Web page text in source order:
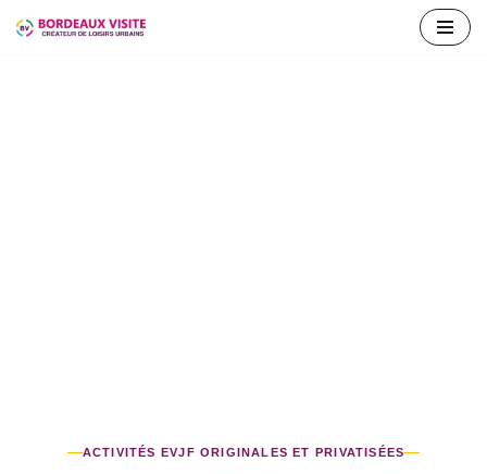
ACTIVITÉS EVJF ORIGINALES ET PRIVATISÉES